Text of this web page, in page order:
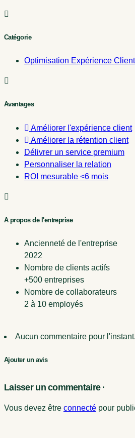
Catégorie
Optimisation Expérience Client
Avantages
Améliorer l'expérience client
Améliorer la rétention client
Délivrer un service premium
Personnaliser la relation
ROI mesurable <6 mois
A propos de l'entreprise
Ancienneté de l'entreprise
2022
Nombre de clients actifs
+500 entreprises
Nombre de collaborateurs
2 à 10 employés
Aucun commentaire pour l'instant.
Ajouter un avis
Laisser un commentaire ·
Vous devez être connecté pour